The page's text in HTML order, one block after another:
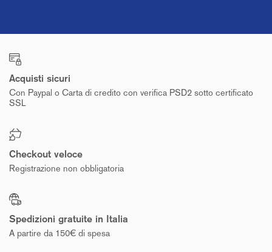
Acquisti sicuri
Con Paypal o Carta di credito con verifica PSD2 sotto certificato
SSL
Checkout veloce
Registrazione non obbligatoria
Spedizioni gratuite in Italia
A partire da 150€ di spesa